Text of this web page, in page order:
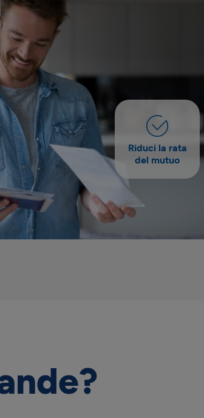
Riduci la rata
del mutuo